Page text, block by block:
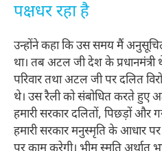
पक्षधर रहा है
उन्होंने कहा कि उस समय मैं अनुसूचित
था। तब अटल जी देश के
परिवार तथा अटल जी पर दलित
थे। उस रैली को संबोधित करते हुए
हमारी सरकार दलितों, पिछड़ों और
हमारी सरकार मनुस्मृति के आधार